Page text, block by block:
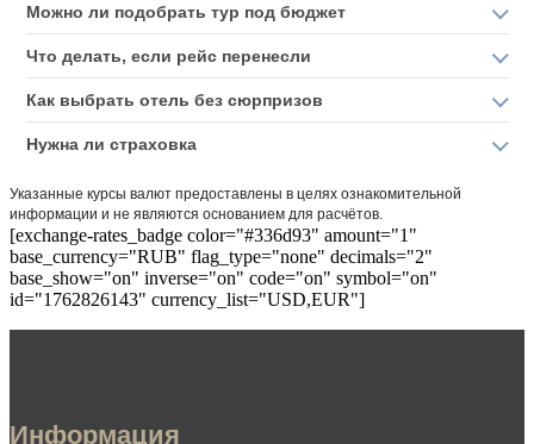
Можно ли подобрать тур под бюджет
Что делать, если рейс перенесли
Как выбрать отель без сюрпризов
Нужна ли страховка
Указанные курсы валют предоставлены в целях ознакомительной
информации и не являются основанием для расчётов.
[exchange-rates_badge color="#336d93" amount="1"
base_currency="RUB" flag_type="none" decimals="2"
base_show="on" inverse="on" code="on" symbol="on"
id="1762826143" currency_list="USD,EUR"]
Информация